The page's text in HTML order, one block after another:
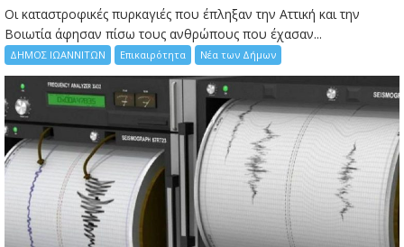
Οι καταστροφικές πυρκαγιές που έπληξαν την Αττική και την
Bοιωτία άφησαν πίσω τους ανθρώπους που έχασαν...
ΔΗΜΟΣ ΙΩΑΝΝΙΤΩΝ Επικαιρότητα Νέα των Δήμων